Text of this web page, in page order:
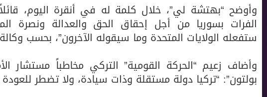
وأوضح “بهتشة لي”، خلال كلمة له في أنقرة اليوم،
الفرات بسوريا من أجل إحقاق الحق والعدالة ونصرة
ستفعله الولايات المتحدة وما سيقوله الآخرون”، بحسب
وأضاف زعيم “الحركة القومية” التركي مخاطباً مستشار
بولتون”: “تركيا دولة مستقلة وذات سيادة، ولا تضطر